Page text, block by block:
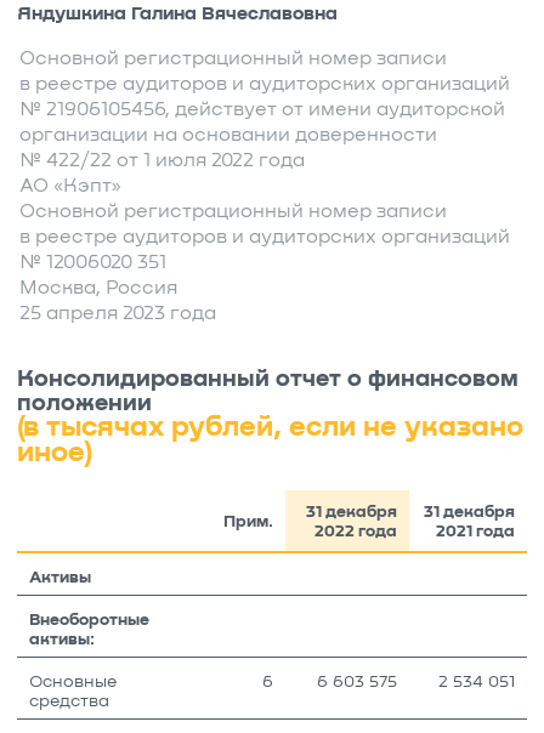
Яндушкина Галина Вячеславовна
Основной регистрационный номер записи
в реестре аудиторов и аудиторских организаций
№ 21906105456, действует от имени аудиторской
организации на основании доверенности
№ 422/22 от 1 июля 2022 года
АО «Кэпт»
Основной регистрационный номер записи
в реестре аудиторов и аудиторских организаций
№ 12006020 351
Москва, Россия
25 апреля 2023 года
Консолидированный отчет о финансовом
положении
(в тысячах рублей, если не указано
иное)
Прим.
31 декабря
2022 года
31 декабря
2021 года
Активы
Внеоборотные
активы:
Основные
средства
6 6 603 575 2 534 051